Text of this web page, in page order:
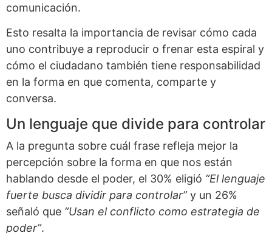
comunicación.
Esto resalta la importancia de revisar cómo cada
uno contribuye a reproducir o frenar esta espiral y
cómo el ciudadano también tiene responsabilidad
en la forma en que comenta, comparte y
conversa.
Un lenguaje que divide para controlar
A la pregunta sobre cuál frase refleja mejor la
percepción sobre la forma en que nos están
hablando desde el poder, el 30% eligió “El lenguaje
fuerte busca dividir para controlar”y un 26%
señaló que “Usan el conflicto como estrategia de
poder”.